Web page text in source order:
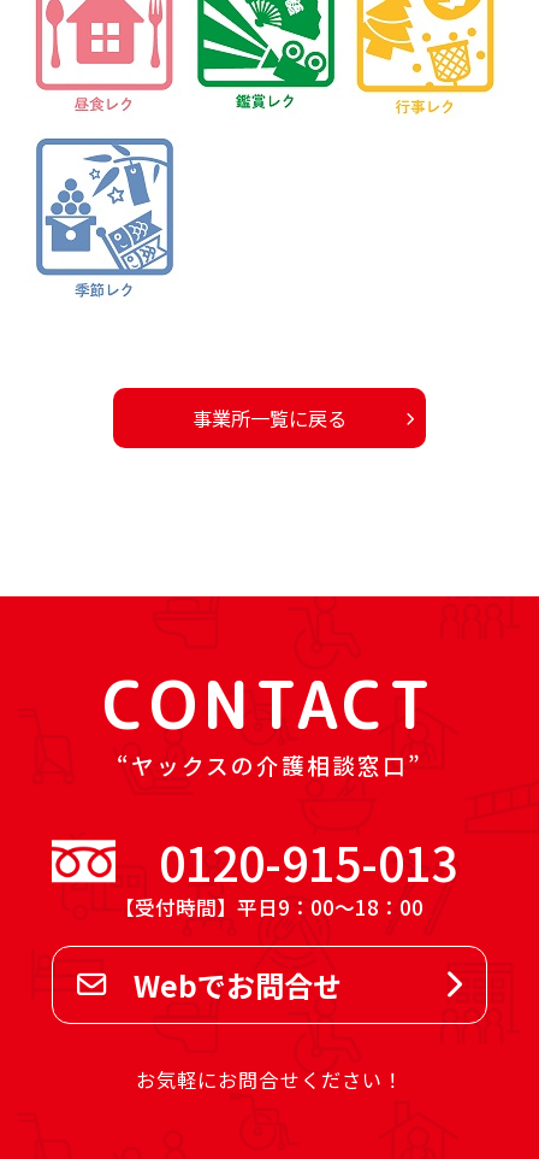
事業所一覧に戻る
CONTACT
ヤックスの介護相談窓口
0120-915-013
【受付時間】平日9：00～18：00
Webでお問合せ
お気軽にお問合せください！